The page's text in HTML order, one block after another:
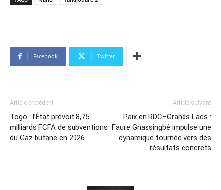
Facebook Twitter
Article précédent
Togo : l’État prévoit 8,75
milliards FCFA de subventions
du Gaz butane en 2026
Article suivant
Paix en RDC–Grands Lacs :
Faure Gnassingbé impulse une
dynamique tournée vers des
résultats concrets